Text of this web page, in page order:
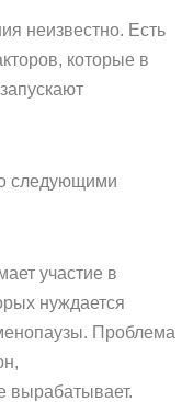
неизвестно. Есть
которые в
следующими
участие в
нуждается
Проблема
вырабатывает.